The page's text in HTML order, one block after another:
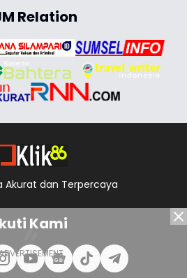
Relation
Akurat dan Terpercaya
Kami